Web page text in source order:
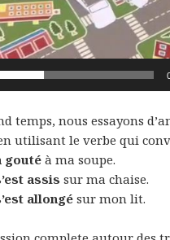
temps, nous essayons
utilisant le verbe qui
gouté à ma soupe.
assis sur ma chaise.
allongésur mon lit.